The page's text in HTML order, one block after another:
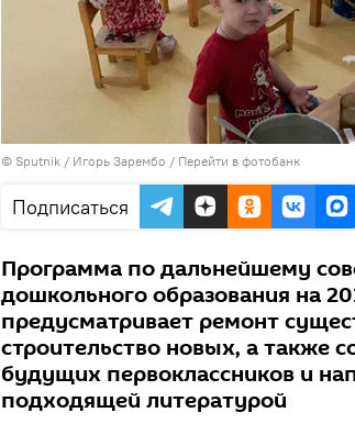
© Sputnik / Игорь Зарембо / Перейти в фотобанк
Подписаться
Программа по дальнейшему
дошкольного образования на
предусматривает ремонт
строительство новых, а также
будущих первоклассников и
подходящей литературой